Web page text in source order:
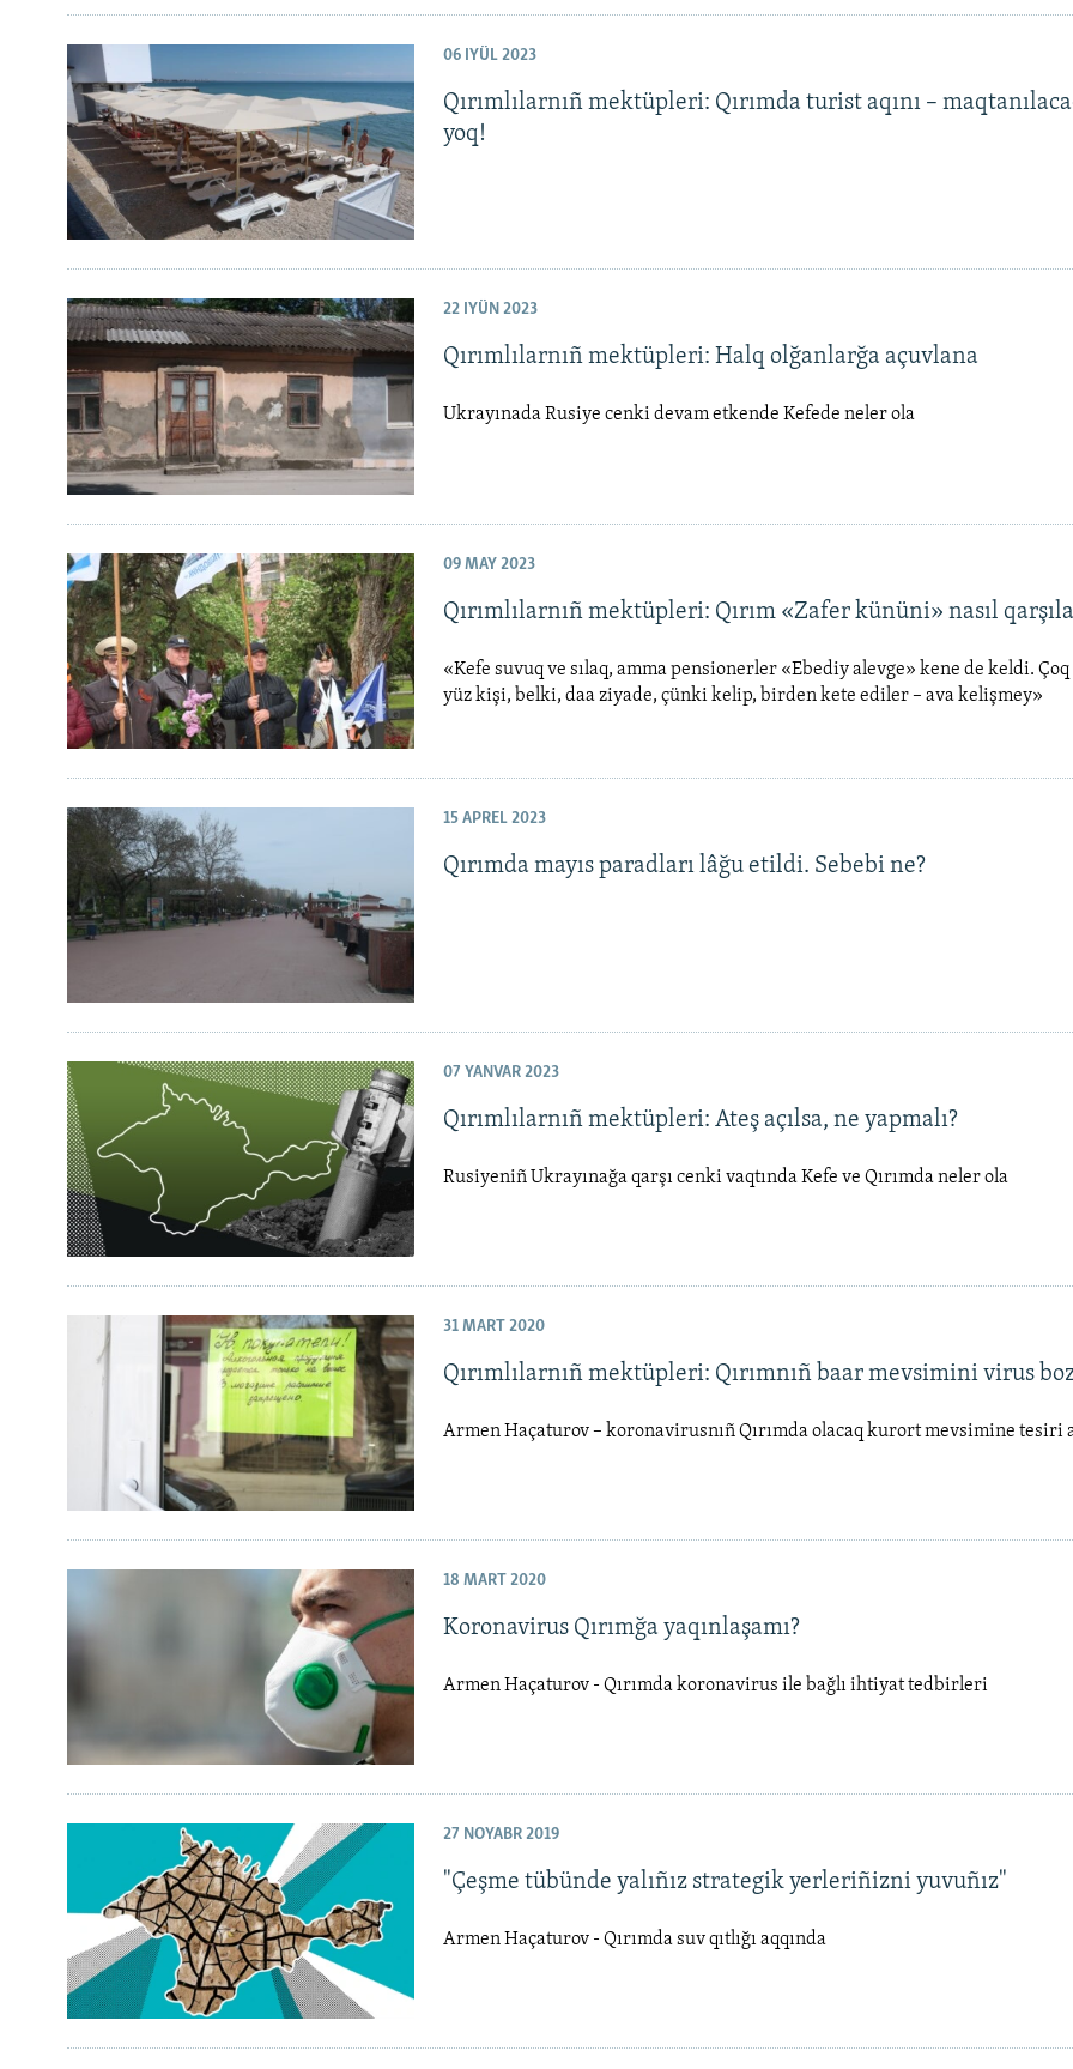
06 IYÜL 2023
Qırımlılarnıñ mektüpleri: Qırımda turist aqını –
yoq!
22 IYÜN 2023
Qırımlılarnıñ mektüpleri: Halq olğanlarğa açuvlana
Ukrayınada Rusiye cenki devam etkende Kefede neler ola
09 MAY 2023
Qırımlılarnıñ mektüpleri: Qırım «Zafer kününi» nasıl
«Kefe suvuq ve sılaq, amma pensionerler «Ebediy alevge» kene de keldi.
yüz kişi, belki, daa ziyade, çünki kelip, birden kete ediler – ava kelişmey»
15 APREL 2023
Qırımda mayıs paradları lâğu etildi. Sebebi ne?
07 YANVAR 2023
Qırımlılarnıñ mektüpleri: Ateş açılsa, ne yapmalı?
Rusiyeniñ Ukrayınağa qarşı cenki vaqtında Kefe ve Qırımda neler ola
31 MART 2020
Qırımlılarnıñ mektüpleri: Qırımnıñ baar mevsimini virus
Armen Haçaturov – koronavirusnıñ Qırımda olacaq kurort mevsimine tesiri
18 MART 2020
Koronavirus Qırımğa yaqınlaşamı?
Armen Haçaturov - Qırımda koronavirus ile bağlı ihtiyat tedbirleri
27 NOYABR 2019
"Çeşme tübünde yalıñız strategik yerleriñizni yuvuñız"
Armen Haçaturov - Qırımda suv qıtlığı aqqında